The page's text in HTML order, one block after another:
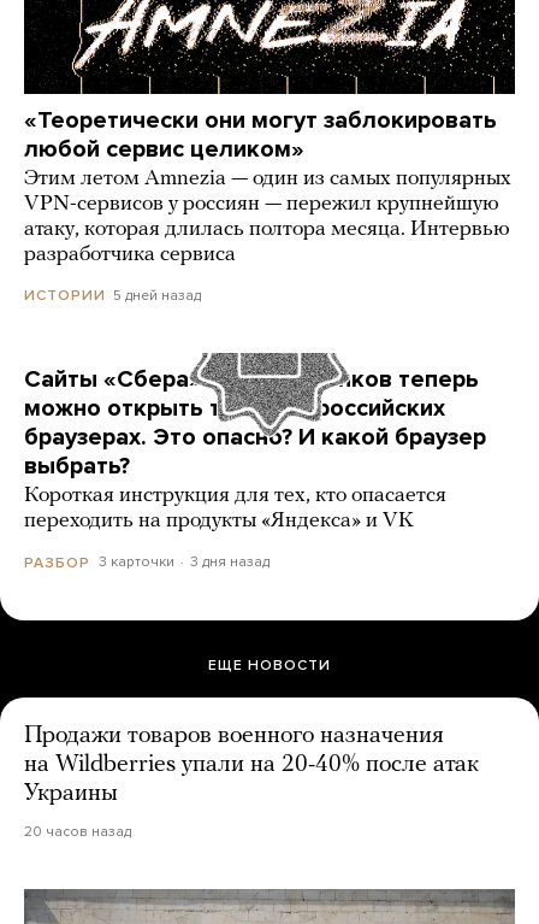
«Теоретически они могут заблокировать
любой сервис целиком»
Этим летом Amnezia — один из самых популярных
VPN-сервисов у россиян — пережил крупнейшую
атаку, которая длилась полтора месяца. Интервью
разработчика сервиса
ИСТОРИИ 5 дней назад
Сайты «Сбера» и других банков теперь
можно открыть только в российских
браузерах. Это опасно? И какой браузер
выбрать?
Короткая инструкция для тех, кто опасается
переходить на продукты «Яндекса» и VK
РАЗБОР 3 карточки 3 дня назад
ЕЩЕ НОВОСТИ
Продажи товаров военного назначения
на Wildberries упали на 20-40% после атак
Украины
20 часов назад